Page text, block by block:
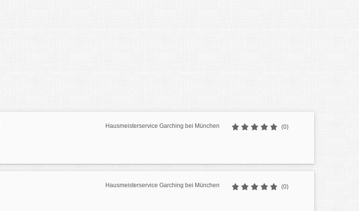
Hausmeisterservice Garching bei München (0)
Hausmeisterservice Garching bei München (0)